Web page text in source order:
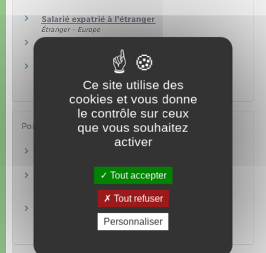
Salarié expatrié à l'étranger
Étranger – Europe
Assurance maladie d'un Français vivant à
Social – Santé
Pour en savoir plus
Vous partez travailler à l'étranger
Centre des liaisons européennes et internationales de
sécurité sociale (Cleiss)
Site de la Caisse des Français de l'étranger
Caisse des Français de l'Étranger (CFE)
Ce site utilise des
cookies et vous donne
le contrôle sur ceux
que vous souhaitez
activer
Tout accepter
Tout refuser
Personnaliser